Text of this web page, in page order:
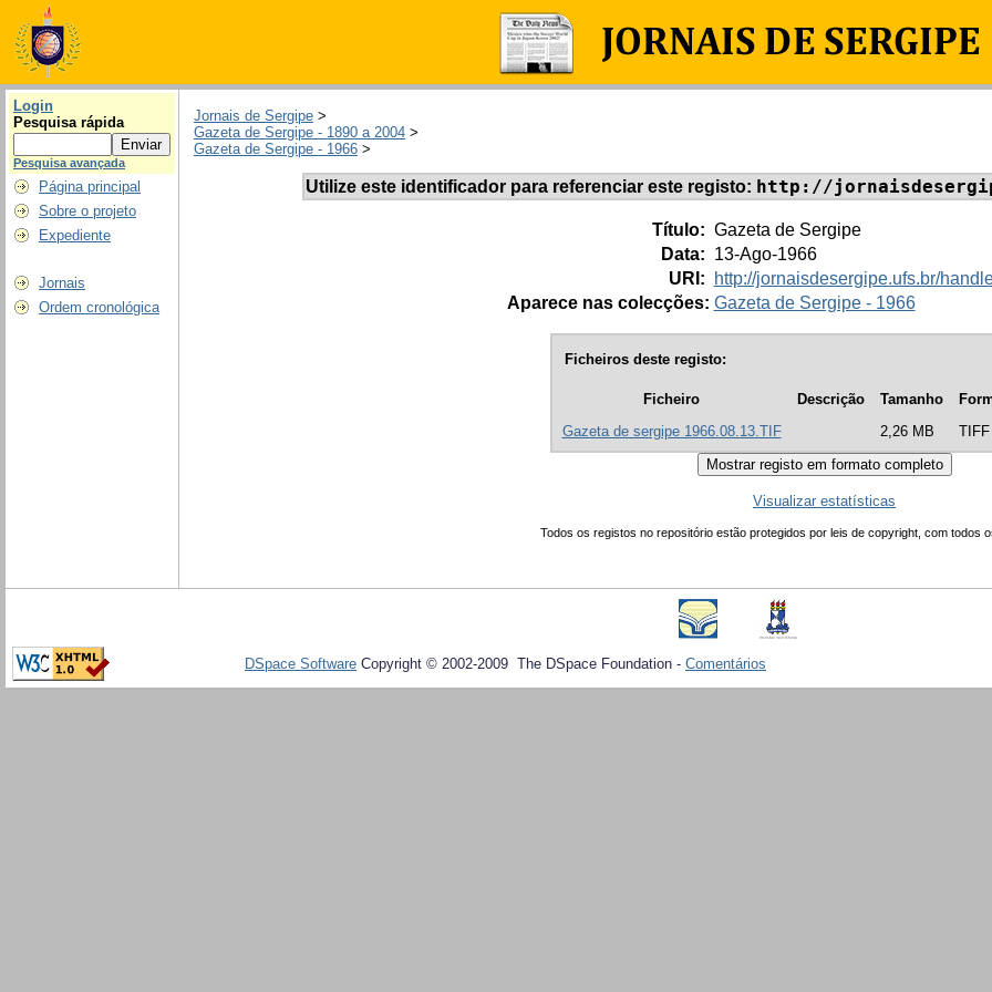
Login
Pesquisa rápida
Pesquisa avançada
Página principal
Sobre o projeto
Expediente
Jornais
Ordem cronológica
Jornais de Sergipe >
Gazeta de Sergipe - 1890 a 2004 >
Gazeta de Sergipe - 1966 >
Utilize este identificador para referenciar este registo: http://
Título: Gazeta de Sergipe
Data: 13-Ago-1966
URI:
http://jornaisdesergipe.ufs.br/
Aparece nas colecções: Gazeta de Sergipe - 1966
Ficheiros deste registo:
Ficheiro Descrição Tamanho
Gazeta de sergipe 1966.08.13.TIF
2,26 MB TIFF
Visualizar estatísticas
Todos os registos no repositório estão protegidos por leis de copyright, com todos
DSpace Software Copyright © 2002-2009 The DSpace Foundation - Comentários